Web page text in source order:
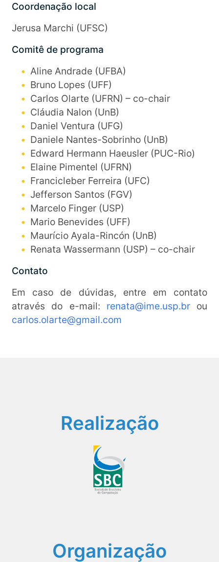
Coordenação local
Jerusa Marchi (UFSC)
Comitê de programa
Aline Andrade (UFBA)
Bruno Lopes (UFF)
Carlos Olarte (UFRN) – co-chair
Cláudia Nalon (UnB)
Daniel Ventura (UFG)
Daniele Nantes-Sobrinho (UnB)
Edward Hermann Haeusler (PUC-Rio)
Elaine Pimentel (UFRN)
Francicleber Ferreira (UFC)
Jefferson Santos (FGV)
Marcelo Finger (USP)
Mario Benevides (UFF)
Maurício Ayala-Rincón (UnB)
Renata Wassermann (USP) – co-chair
Contato
Em caso de dúvidas, entre em contato
através do e-mail: renata@ime.usp.brou
carlos.olarte@gmail.com
Realização
Organização